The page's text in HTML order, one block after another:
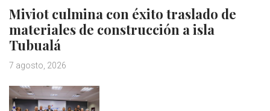
Miviot culmina con éxito traslado de
materiales de construcción a isla
Tubualá
7 agosto, 2026